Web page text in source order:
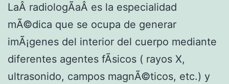
LaÂ radiologÃ­aÂ es la especialidad
mÃ©dica que se ocupa de generar
imÃ¡genes del interior del cuerpo mediante
diferentes agentes fÃ­sicos ( rayos X,
ultrasonido, campos magnÃ©ticos, etc.) y